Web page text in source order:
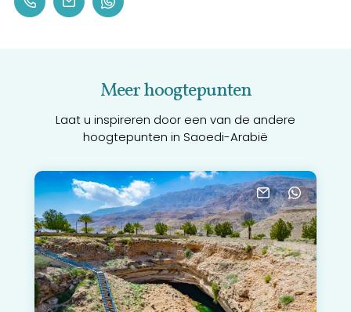
Meer hoogtepunten
Laat u inspireren door een van de andere
hoogtepunten in Saoedi-Arabië